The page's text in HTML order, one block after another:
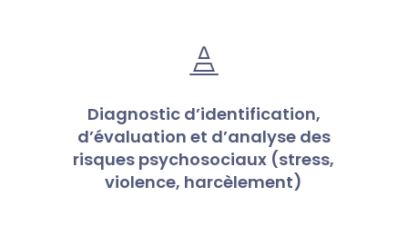

Diagnostic d’identification,
d’évaluation et d’analyse des
risques psychosociaux (stress,
violence, harcèlement)